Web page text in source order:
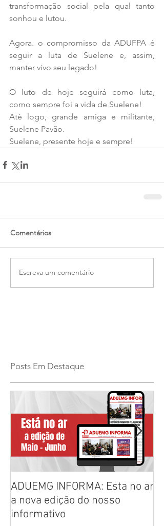
transformação social pela qual tanto
sonhou e lutou.
Agora. o compromisso da ADUFPA é
seguir a luta de Suelene e, assim,
manter vivo seu legado!
O luto de hoje seguirá como luta,
como sempre foi a vida de Suelene!
Até logo, grande amiga e militante,
Suelene Pavão.
Suelene, presente hoje e sempre!
Comentários
Escreva um comentário
Posts Em Destaque
ADUEMG INFORMA: Esta no ar
a nova edição do nosso
informativo